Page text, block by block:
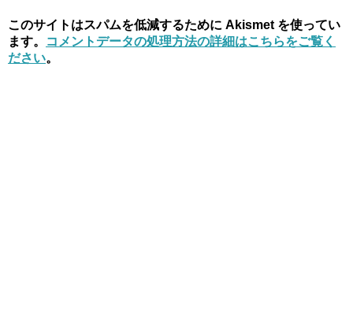
このサイトはスパムを低減するために Akismet を使ってい
ます。
コメントデータの処理方法の詳細はこちらをご覧く
ださい。